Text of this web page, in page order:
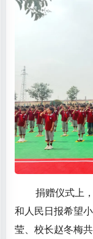
捐赠仪式上
和人民日报希望
莹、校长赵冬梅